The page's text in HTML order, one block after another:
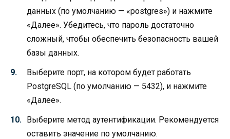
данных (по умолчанию — «postgres») и нажмите
«Далее». Убедитесь, что пароль достаточно
сложный, чтобы обеспечить безопасность вашей
базы данных.
Выберите порт, на котором будет работать
PostgreSQL (по умолчанию — 5432), и нажмите
«Далее».
Выберите метод аутентификации. Рекомендуется
оставить значение по умолчанию.